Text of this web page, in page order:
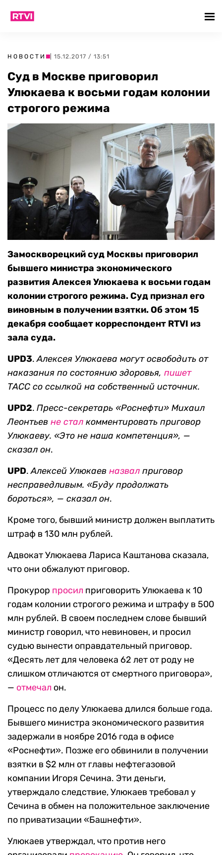
НОВОСТИ | 15.12.2017 / 13:51
Суд в Москве приговорил
Улюкаева к восьми годам колонии
строгого режима
Замоскворецкий суд Москвы приговорил
бывшего министра экономического
развития Алексея Улюкаева к восьми годам
колонии строгого режима. Суд признал его
виновным в получении взятки. Об этом 15
декабря сообщает корреспондент RTVI из
зала суда.
UPD3.Алексея Улюкаева могут освободить от
наказания по состоянию здоровья, пишет
ТАСС со ссылкой на собственный источник.
UPD2. Пресс-секретарь «Роснефти» Михаил
Леонтьев не стал комментировать приговор
Улюкаеву. «Это не наша компетенция», —
сказал он.
UPD.Алексей Улюкаев назвал приговор
несправедливым. «Буду продолжать
бороться», — сказал он.
Кроме того, бывший министр должен выплатить
штраф в 130 млн рублей.
Адвокат Улюкаева Лариса Каштанова сказала,
что они обжалуют приговор.
Прокурор просил приговорить Улюкаева к 10
годам колонии строгого режима и штрафу в 500
млн рублей. В своем последнем слове бывший
министр говорил, что невиновен, и просил
судью вынести оправдательный приговор.
«Десять лет для человека 62 лет от роду не
слишком отличаются от смертного приговора»,
— отмечал он.
Процесс по делу Улюкаева длился больше года.
Бывшего министра экономического развития
задержали в ноябре 2016 года в офисе
«Роснефти». Позже его обвинили в получении
взятки в $2 млн от главы нефтегазовой
компании Игоря Сечина. Эти деньги,
утверждало следствие, Улюкаев требовал у
Сечина в обмен на положительное заключение
по приватизации «Башнефти».
Улюкаев утверждал, что против него